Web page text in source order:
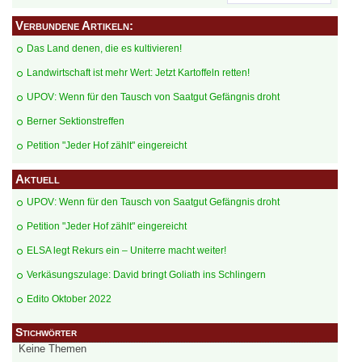
Verbundene Artikeln:
Das Land denen, die es kultivieren!
Landwirtschaft ist mehr Wert: Jetzt Kartoffeln retten!
UPOV: Wenn für den Tausch von Saatgut Gefängnis droht
Berner Sektionstreffen
Petition "Jeder Hof zählt" eingereicht
Aktuell
UPOV: Wenn für den Tausch von Saatgut Gefängnis droht
Petition "Jeder Hof zählt" eingereicht
ELSA legt Rekurs ein – Uniterre macht weiter!
Verkäsungszulage: David bringt Goliath ins Schlingern
Edito Oktober 2022
Stichwörter
Keine Themen